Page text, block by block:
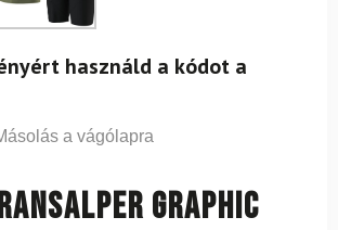
használd a kódot a
a vágólapra
Graphic